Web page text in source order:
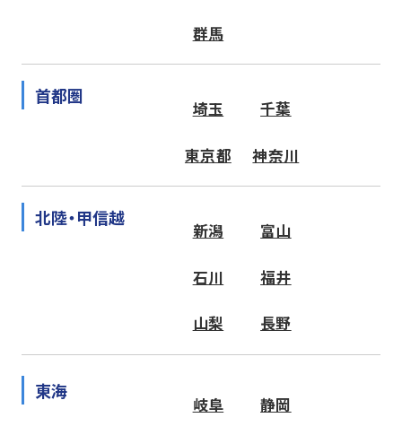
群馬
首都圏
埼玉 千葉
東京都 神奈川
北陸・甲信越
新潟 富山
石川 福井
山梨 長野
東海
岐阜 静岡